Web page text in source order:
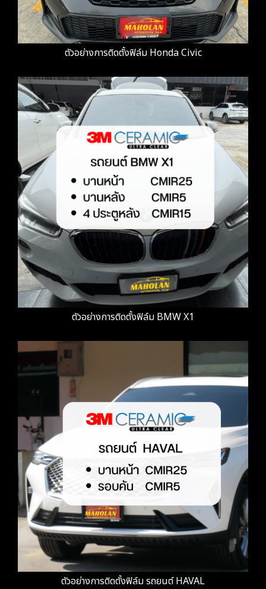
ตัวอย่างการติดตั้งฟิล์ม Honda Civic
ตัวอย่างการติดตั้งฟิล์ม BMW X1
ตัวอย่างการติดตั้งฟิล์ม รถยนต์ HAVAL